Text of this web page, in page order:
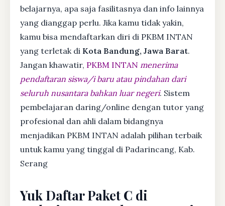
belajarnya, apa saja fasilitasnya dan info lainnya
yang dianggap perlu. Jika kamu tidak yakin,
kamu bisa mendaftarkan diri di PKBM INTAN
yang terletak di Kota Bandung, Jawa Barat.
Jangan khawatir, PKBM INTAN menerima
pendaftaran siswa/i baru atau pindahan dari
seluruh nusantara bahkan luar negeri. Sistem
pembelajaran daring/online dengan tutor yang
profesional dan ahli dalam bidangnya
menjadikan PKBM INTAN adalah pilihan terbaik
untuk kamu yang tinggal di Padarincang, Kab.
Serang
Yuk Daftar Paket C di